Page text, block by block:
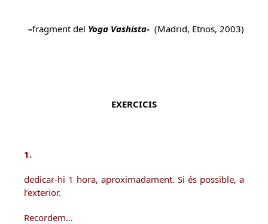
–fragment del Yoga Vashista- (Madrid, Etnos, 2003)
EXERCICIS
1.
dedicar-hi 1 hora, aproximadament. Si és possible, a
l’exterior.
Recordem…